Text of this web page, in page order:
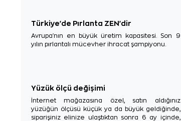
Türkiye'de Pırlanta ZEN'dir
Avrupa'nın en büyük üretim kapasitesi. Son 9
yılın pırlantalı mücevher ihracat şampiyonu.
Yüzük ölçü değişimi
İnternet mağazasına özel, satın aldığınız
yüzüğün ölçüsü küçük ya da büyük geldiğinde,
siparişiniz elinize ulaştıktan sonra 6 ay içinde,